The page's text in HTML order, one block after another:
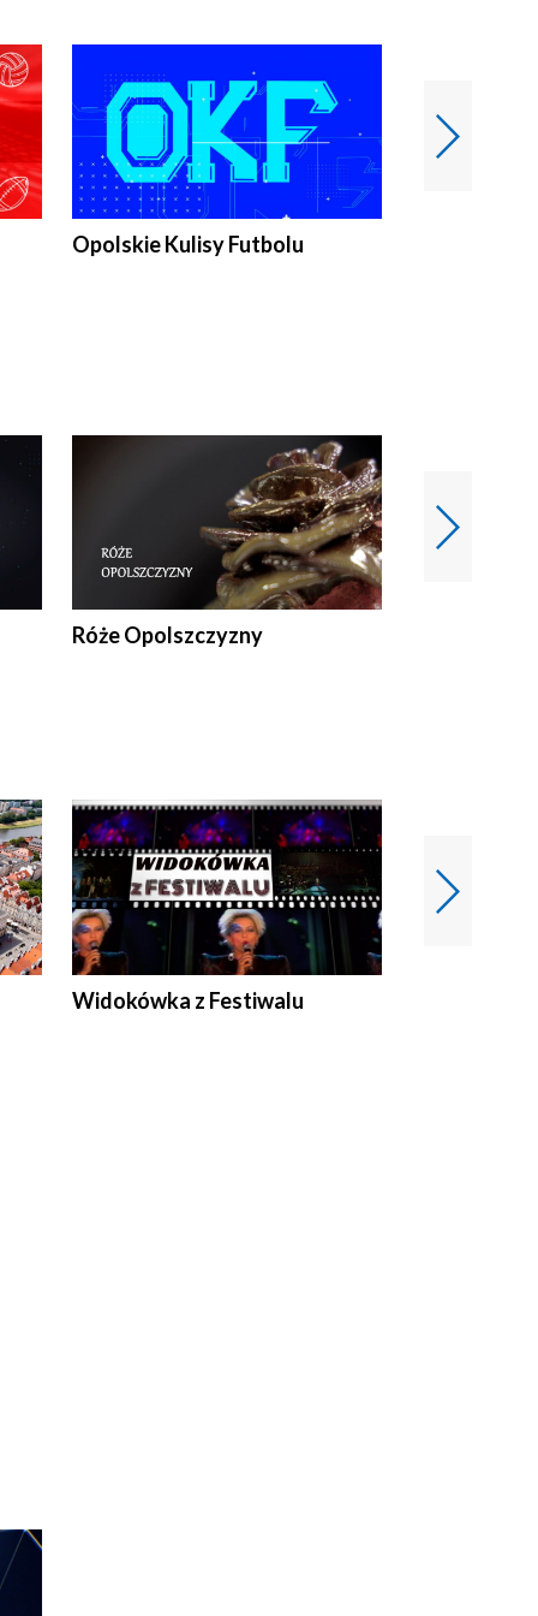
Opolskie Kulisy Futbolu
Róże Opolszczyzny
Widokówka z Festiwalu